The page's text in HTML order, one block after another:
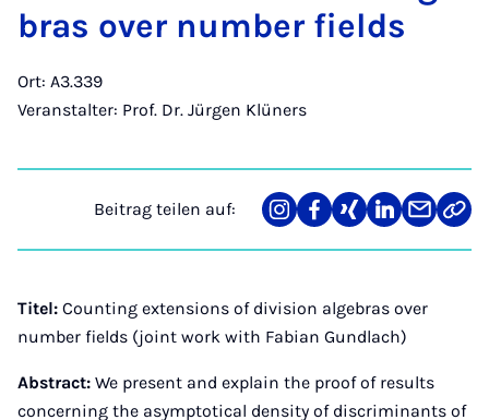
bras over num­ber fields
Ort: A3.339
Veranstalter: Prof. Dr. Jürgen Klüners
Beitrag teilen auf:
Teilen
auf
Teilen
auf
Teilen
auf
Teilen
auf
Teilen
über
Link
Titel: Counting extensions of division algebras over
number fields (joint work with Fabian Gundlach)
Abstract: We present and explain the proof of results
concerning the asymptotical density of discriminants of